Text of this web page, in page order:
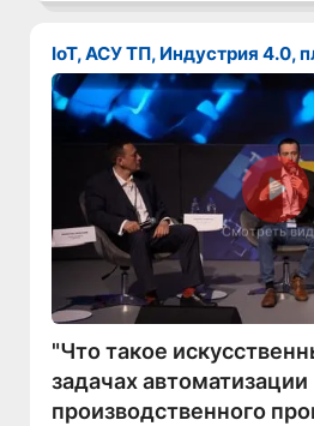
IoT, АСУ ТП, Индустрия 4.0,
Смотреть
"Что такое
задачах автоматизации
производственного